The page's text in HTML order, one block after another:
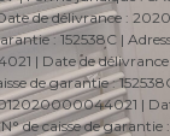
de délivrance :
: 152538C |
| Date de délivrance
de garantie :
|
de caisse de